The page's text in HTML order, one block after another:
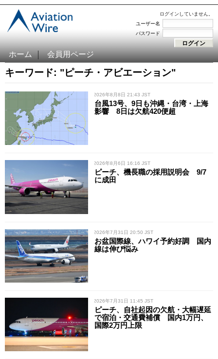
ログインしていません。
ユーザー名
パスワード
ホーム 会員用ページ
キーワード: "ピーチ・アビエーション"
/ 2026年8月8日 21:43 JST
台風13号、9日も沖縄・台湾・上海
影響 8日は欠航420便超
/ 2026年8月6日 16:16 JST
ピーチ、機長職の採用説明会 9/7
に成田
/ 2026年7月31日 20:50 JST
お盆国際線、ハワイ予約好調 国内
線は伸び悩み
/ 2026年7月31日 11:45 JST
ピーチ、自社起因の欠航・大幅遅延
で宿泊・交通費補償 国内1万円、
国際2万円上限